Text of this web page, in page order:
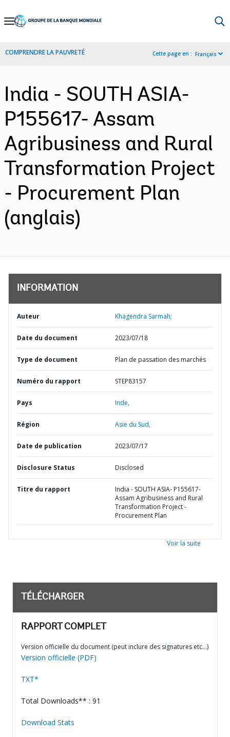
Skip
Navigation
COMPRENDRE LA PAUVRETÉ Cette page en : Français
India - SOUTH ASIA-
P155617- Assam
Agribusiness and Rural
Transformation Project
- Procurement Plan
(anglais)
INFORMATION
Auteur Khagendra Sarmah;
Date du document 2023/07/18
Type de document Plan de passation des marchés
Numéro du rapport STEP83157
Pays Inde,
Région Asie du Sud,
Date de publication 2023/07/17
Disclosure Status Disclosed
Titre du rapport
India - SOUTH ASIA- P155617-
Assam Agribusiness and Rural
Transformation Project -
Procurement Plan
Voir la suite
TÉLÉCHARGER
RAPPORT COMPLET
Version officielle du document (peut inclure des signatures etc…)
Version officielle (PDF)
TXT*
Total Downloads** : 91
Download Stats